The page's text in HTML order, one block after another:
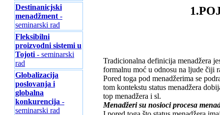
Destinanicjski
menadžment -
seminarski rad
Fleksibilni
proizvodni sistemi u
Tojoti - seminarski
rad
Globalizacija
poslovanja i
globalna
konkurencija -
seminarski rad
Tradicionalna definicija menadžera
formalnu moć u odnosu na ljude čiji
Pored toga pod menadžerima se
tom kontekstu status menadžera
top menadžera i sl.
Menadžeri su nosioci procesa